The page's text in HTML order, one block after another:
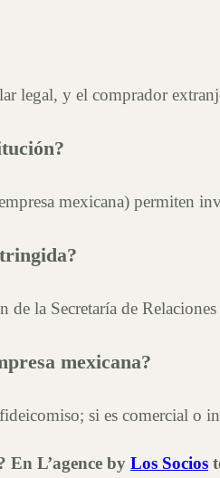
legal, y el comprador
mexicana) permiten
la Secretaría de
mexicana?
si es comercial o
L’agence by Los Socios